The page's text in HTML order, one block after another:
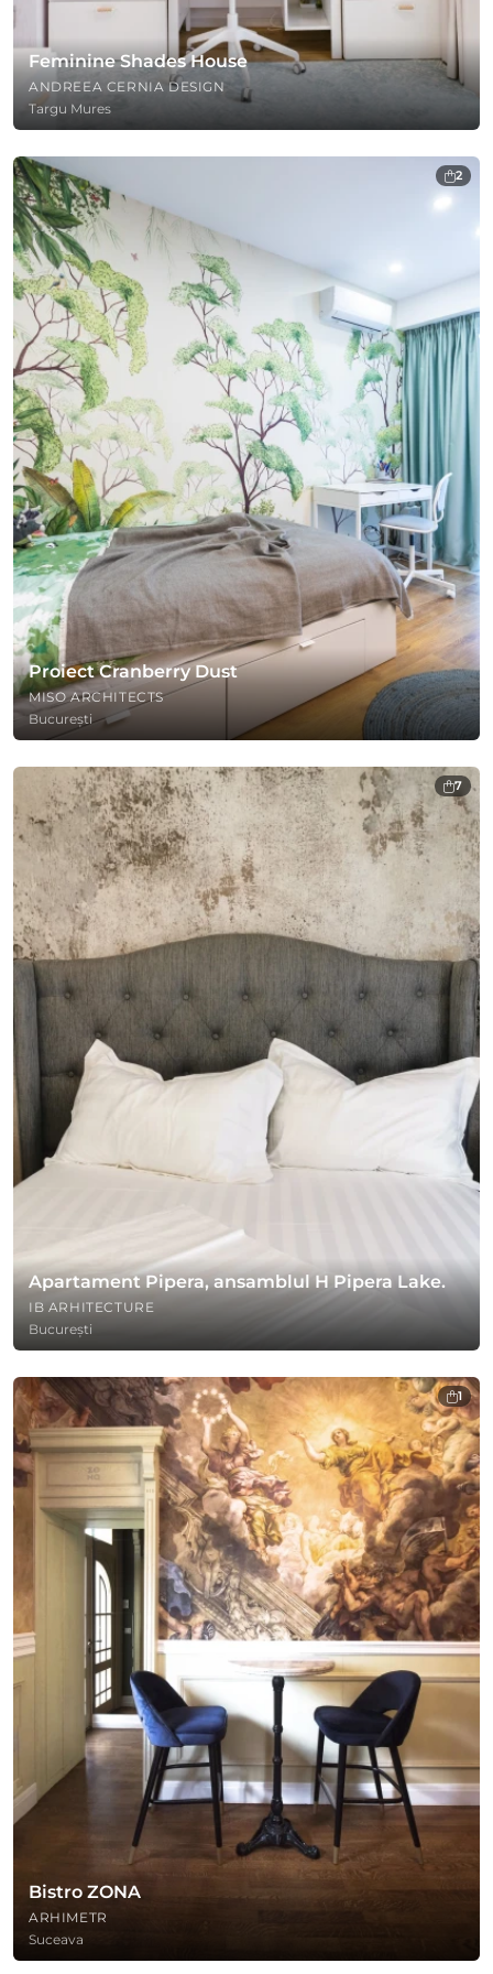
Feminine Shades House
ANDREEA CERNIA DESIGN
Targu Mures
2
Proiect Cranberry Dust
MISO ARCHITECTS
București
7
Apartament Pipera, ansamblul H Pipera Lake.
IB ARHITECTURE
București
1
Bistro ZONA
ARHIMETR
Suceava